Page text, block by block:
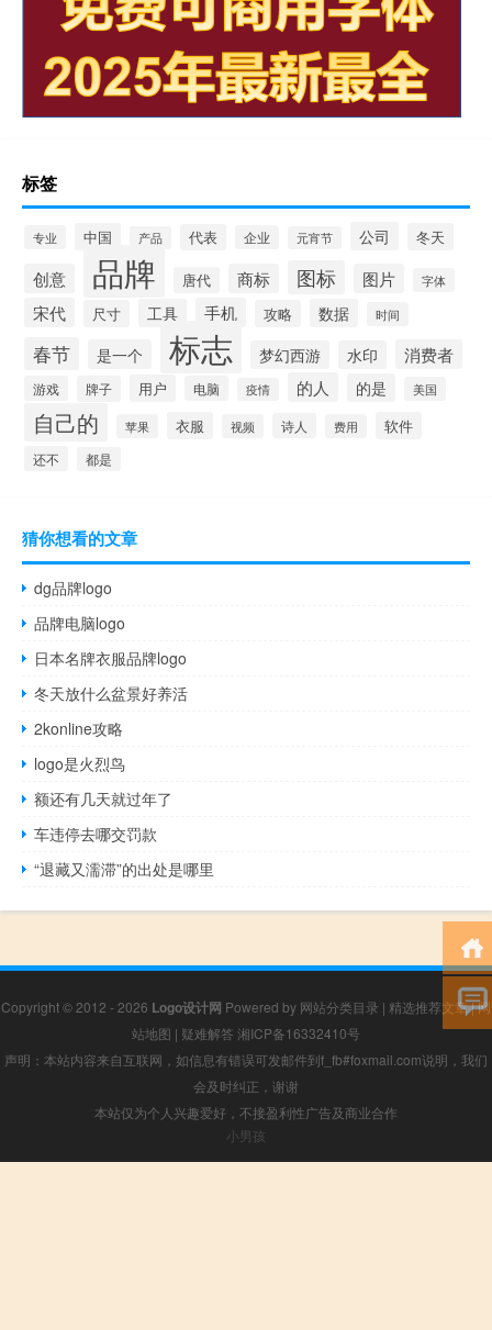
标签
专业 中国 产品 代表 企业 元宵节 公司 冬天
创意 品牌 唐代 商标 图标 图片 字体
宋代 尺寸 工具 手机 攻略 数据 时间
春节 是一个 标志 梦幻西游 水印 消费者
游戏 牌子 用户 电脑 疫情 的人 的是 美国
自己的 苹果 衣服 视频 诗人 费用 软件
还不 都是
猜你想看的文章
dg品牌logo
品牌电脑logo
日本名牌衣服品牌logo
冬天放什么盆景好养活
2konline攻略
logo是火烈鸟
额还有几天就过年了
车违停去哪交罚款
“退藏又濡滞”的出处是哪里
Copyright © 2012 - 2026 Logo设计网 Powered by 网站分类目录 | 精选推荐文章|网
站地图 | 疑难解答 湘ICP备16332410号
声明：本站内容来自互联网，如信息有错误可发邮件到f_fb#foxmail.com说明，我们
会及时纠正，谢谢
本站仅为个人兴趣爱好，不接盈利性广告及商业合作
小男孩